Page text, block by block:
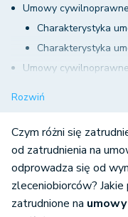
Umowy
Charakterystyka
Charakterystyka
Umowy
Delegowanie
Umowy
Składki na
umowach zlecenie i o
Problematyka
Rozwiń
Czym różni się
od zatrudnienia na
odprowadza się od
zleceniobiorców?
zatrudnione na